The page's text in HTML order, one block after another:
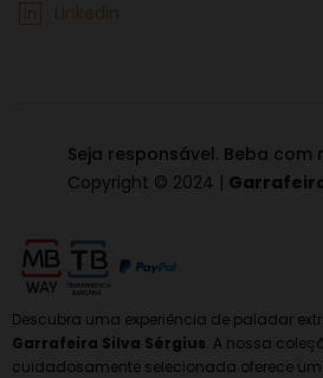
Linkedin
Seja responsável. Beba
Copyright © 2024 |
Descubra uma experiência de paladar
Garrafeira Silva Sérgius. A nossa
cuidadosamente selecionada oferece